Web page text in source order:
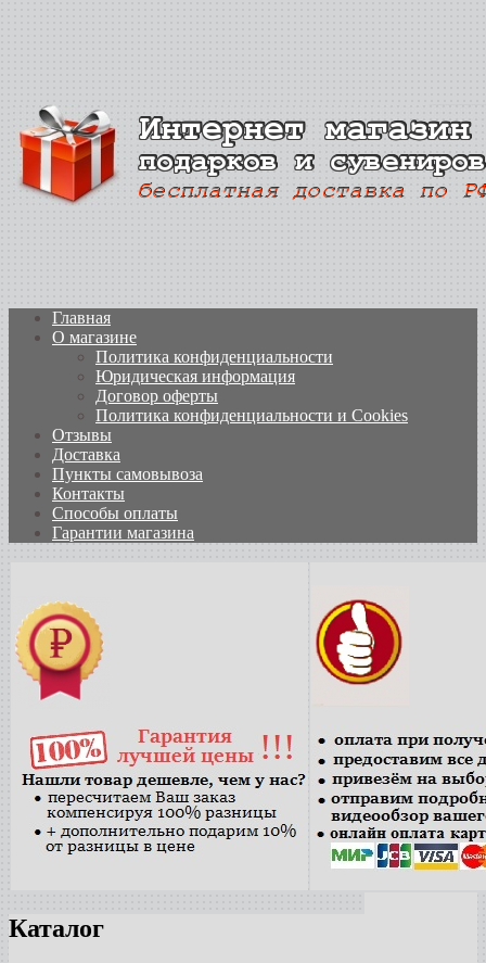
Главная
О магазине
Политика конфиденциальности
Юридическая информация
Договор оферты
Политика конфиденциальности и Cookies
Отзывы
Доставка
Пункты самовывоза
Контакты
Способы оплаты
Гарантии магазина
Каталог